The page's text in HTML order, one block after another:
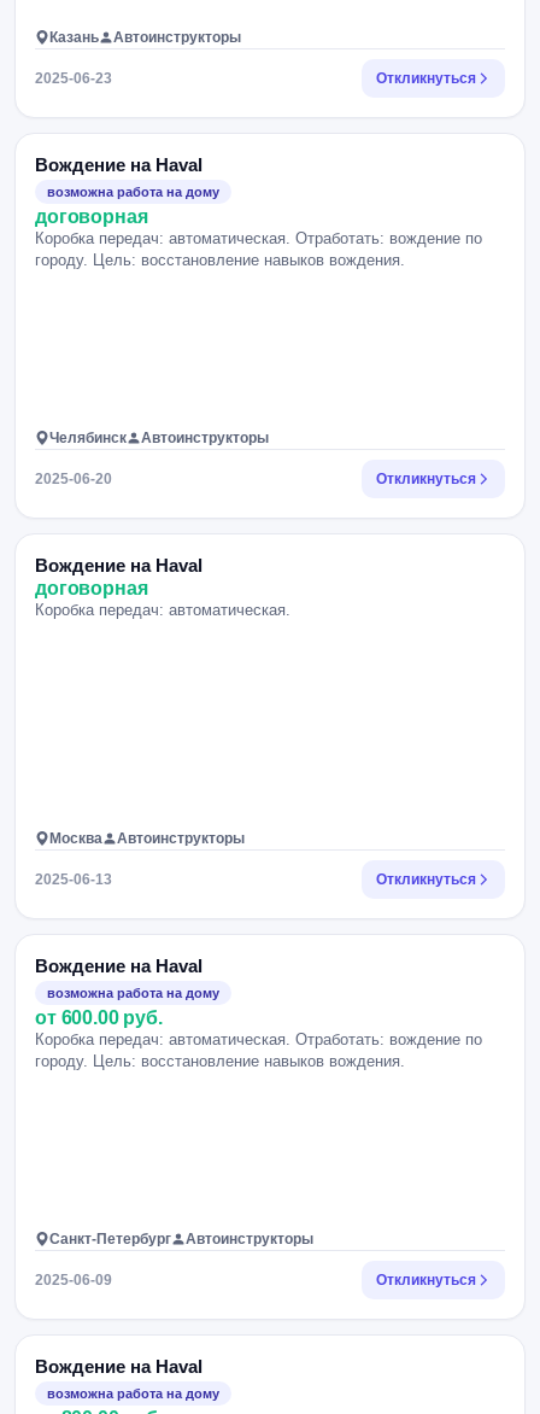
Казань Автоинструкторы
2025-06-23 Откликнуться
Вождение на Haval
возможна работа на дому
договорная
Коробка передач: автоматическая. Отработать: вождение по
городу. Цель: восстановление навыков вождения.
Челябинск Автоинструкторы
2025-06-20 Откликнуться
Вождение на Haval
договорная
Коробка передач: автоматическая.
Москва Автоинструкторы
2025-06-13 Откликнуться
Вождение на Haval
возможна работа на дому
от 600.00 руб.
Коробка передач: автоматическая. Отработать: вождение по
городу. Цель: восстановление навыков вождения.
Санкт-Петербург Автоинструкторы
2025-06-09 Откликнуться
Вождение на Haval
возможна работа на дому